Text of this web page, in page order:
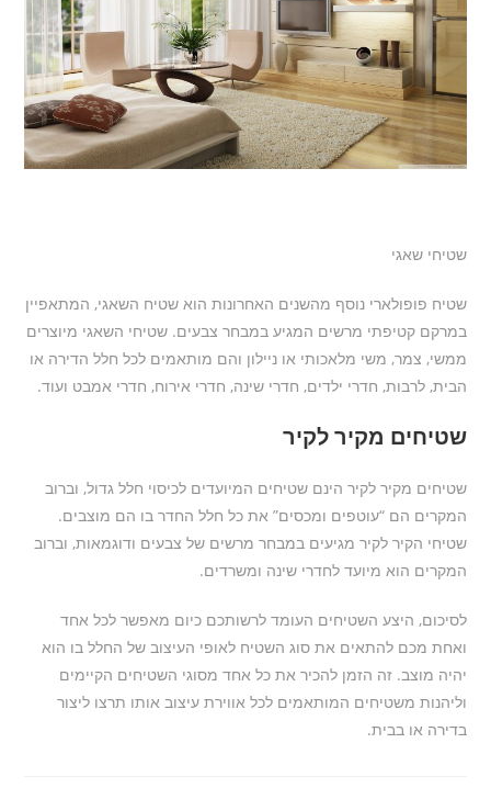
שטיחי שאגי
שטיח פופולארי נוסף מהשנים האחרונות הוא שטיח השאגי, המתאפיין
במרקם קטיפתי מרשים המגיע במבחר צבעים. שטיחי השאגי מיוצרים
ממשי, צמר, משי מלאכותי או ניילון והם מותאמים לכל חלל הדירה או
הבית, לרבות, חדרי ילדים, חדרי שינה, חדרי אירוח, חדרי אמבט ועוד.
שטיחים מקיר לקיר
שטיחים מקיר לקיר הינם שטיחים המיועדים לכיסוי חלל גדול, וברוב
המקרים הם “עוטפים ומכסים” את כל חלל החדר בו הם מוצבים.
שטיחי הקיר לקיר מגיעים במבחר מרשים של צבעים ודוגמאות, וברוב
המקרים הוא מיועד לחדרי שינה ומשרדים.
לסיכום, היצע השטיחים העומד לרשותכם כיום מאפשר לכל אחד
ואחת מכם להתאים את סוג השטיח לאופי העיצוב של החלל בו הוא
יהיה מוצב. זה הזמן להכיר את כל אחד מסוגי השטיחים הקיימים
וליהנות משטיחים המותאמים לכל אווירת עיצוב אותו תרצו ליצור
בדירה או בבית.